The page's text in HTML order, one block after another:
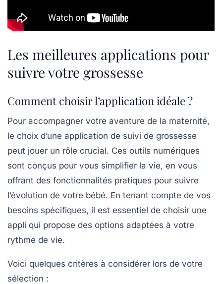
Les meilleures applications pour
suivre votre grossesse
Comment choisir l’application idéale ?
Pour accompagner votre aventure de la maternité,
le choix d’une application de suivi de grossesse
peut jouer un rôle crucial. Ces outils numériques
sont conçus pour vous simplifier la vie, en vous
offrant des fonctionnalités pratiques pour suivre
l’évolution de votre bébé. En tenant compte de vos
besoins spécifiques, il est essentiel de choisir une
appli qui propose des options adaptées à votre
rythme de vie.
Voici quelques critères à considérer lors de votre
sélection :